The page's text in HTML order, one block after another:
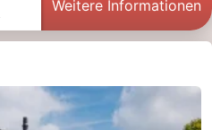
Weitere Informationen